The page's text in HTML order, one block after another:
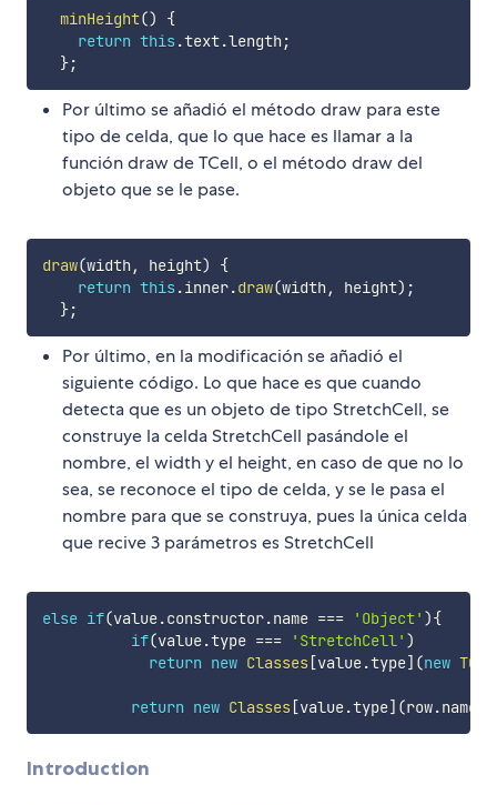
minHeight()
{
return this .text.length ;
};
Por último se añadió el método draw para este
tipo de celda, que lo que hace es llamar a la
función draw de TCell, o el método draw del
objeto que se le pase.
draw(width , height)
{
return this .inner.draw(width , height) ;
};
Por último, en la modificación se añadió el
siguiente código. Lo que hace es que cuando
detecta que es un objeto de tipo StretchCell, se
construye la celda StretchCell pasándole el
nombre, el width y el height, en caso de que no lo
sea, se reconoce el tipo de celda, y se le pasa el
nombre para que se construya, pues la única celda
que recive 3 parámetros es StretchCell
else if(value.constructor.name === 'Object' ){
if(value.type === 'StretchCell' )
return new Classes[value.type] (new
return new Classes[value.type] (row.name
Introduction